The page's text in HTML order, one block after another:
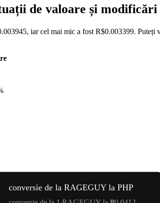
de valoare și
iar cel mai mic a fost R$0.003399. Puteți
conversie de la RAGEGUY la PHP